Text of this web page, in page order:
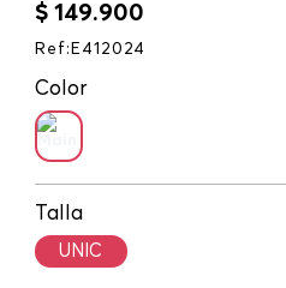
$ 149.900
Ref : E412024
Color
Talla
UNIC